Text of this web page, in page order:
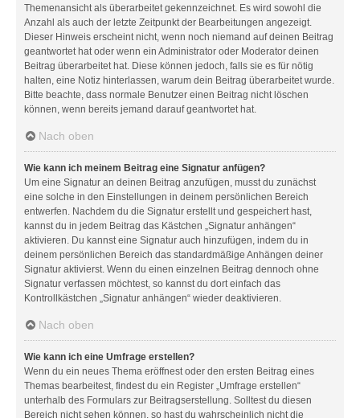
Themenansicht als überarbeitet gekennzeichnet. Es wird sowohl die
Anzahl als auch der letzte Zeitpunkt der Bearbeitungen angezeigt.
Dieser Hinweis erscheint nicht, wenn noch niemand auf deinen Beitrag
geantwortet hat oder wenn ein Administrator oder Moderator deinen
Beitrag überarbeitet hat. Diese können jedoch, falls sie es für nötig
halten, eine Notiz hinterlassen, warum dein Beitrag überarbeitet wurde.
Bitte beachte, dass normale Benutzer einen Beitrag nicht löschen
können, wenn bereits jemand darauf geantwortet hat.
Nach oben
Wie kann ich meinem Beitrag eine Signatur anfügen?
Um eine Signatur an deinen Beitrag anzufügen, musst du zunächst
eine solche in den Einstellungen in deinem persönlichen Bereich
entwerfen. Nachdem du die Signatur erstellt und gespeichert hast,
kannst du in jedem Beitrag das Kästchen „Signatur anhängen“
aktivieren. Du kannst eine Signatur auch hinzufügen, indem du in
deinem persönlichen Bereich das standardmäßige Anhängen deiner
Signatur aktivierst. Wenn du einen einzelnen Beitrag dennoch ohne
Signatur verfassen möchtest, so kannst du dort einfach das
Kontrollkästchen „Signatur anhängen“ wieder deaktivieren.
Nach oben
Wie kann ich eine Umfrage erstellen?
Wenn du ein neues Thema eröffnest oder den ersten Beitrag eines
Themas bearbeitest, findest du ein Register „Umfrage erstellen“
unterhalb des Formulars zur Beitragserstellung. Solltest du diesen
Bereich nicht sehen können, so hast du wahrscheinlich nicht die